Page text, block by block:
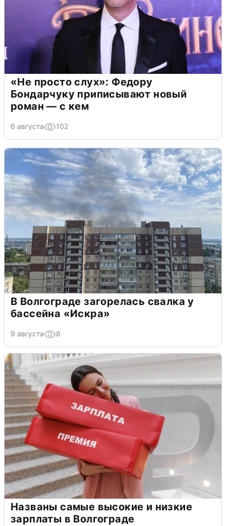
«Не просто слух»: Федору
Бондарчуку приписывают новый
роман — с кем
6 августа 102
В Волгограде загорелась свалка у
бассейна «Искра»
9 августа 8
Названы самые высокие и низкие
зарплаты в Волгограде